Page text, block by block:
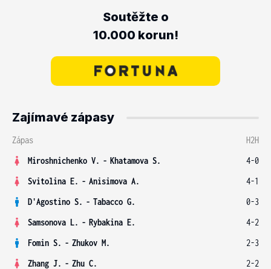
Soutěžte o
10.000 korun!
Zajímavé zápasy
Zápas
H2H
Miroshnichenko V. - Khatamova S.
4-0
Svitolina E. - Anisimova A.
4-1
D'Agostino S. - Tabacco G.
0-3
Samsonova L. - Rybakina E.
4-2
Fomin S. - Zhukov M.
2-3
Zhang J. - Zhu C. 2-2